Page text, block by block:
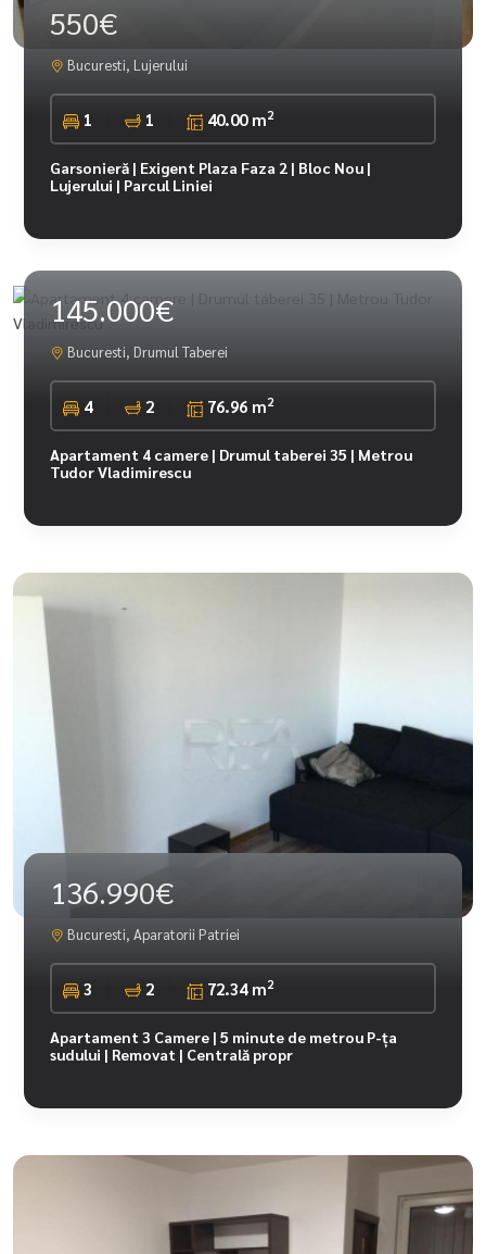
550€
Bucuresti, Lujerului
1 1 40.00 m2
Garsonieră | Exigent Plaza Faza 2 | Bloc Nou |
Lujerului | Parcul Liniei
145.000€
Bucuresti, Drumul Taberei
4 2 76.96 m2
Apartament 4 camere | Drumul taberei 35 | Metrou
Tudor Vladimirescu
136.990€
Bucuresti, Aparatorii Patriei
3 2 72.34 m2
Apartament 3 Camere | 5 minute de metrou P-ța
sudului | Removat | Centrală propr